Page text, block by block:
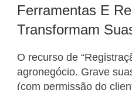
Ferramentas E
Transformam
O recurso de
agronegócio. Grave
(com permissão do